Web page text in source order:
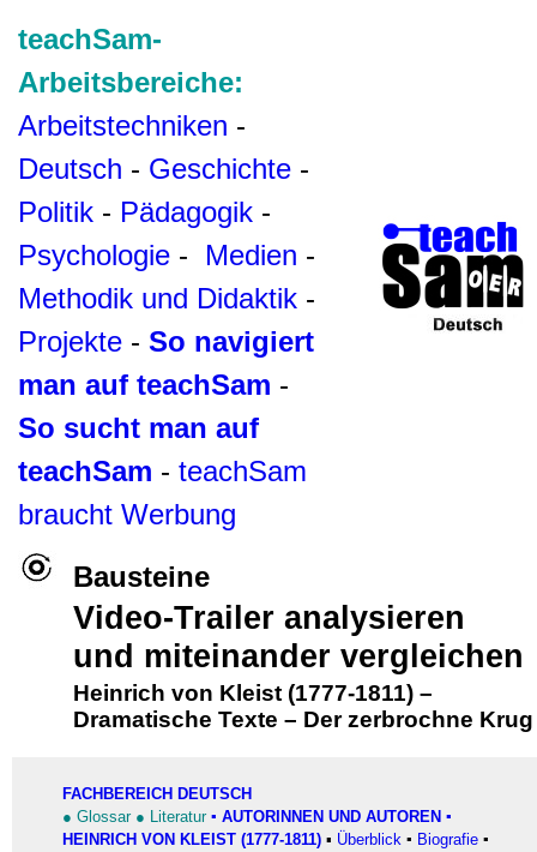
teachSam-
Arbeitsbereiche:
Arbeitstechniken -
Deutsch - Geschichte -
Politik - Pädagogik -
Psychologie - Medien -
Methodik und Didaktik -
Projekte - So navigiert
man auf teachSam -
So sucht man auf
teachSam - teachSam
braucht Werbung
Bausteine
Video-Trailer analysieren
und miteinander vergleichen
Heinrich von Kleist (1777-1811) –
Dramatische Texte – Der zerbrochne Krug
FACHBEREICH DEUTSCH
● Glossar ● Literatur ▪ AUTORINNEN UND AUTOREN ▪
HEINRICH VON KLEIST (1777-1811) ▪ Überblick ▪ Biografie ▪